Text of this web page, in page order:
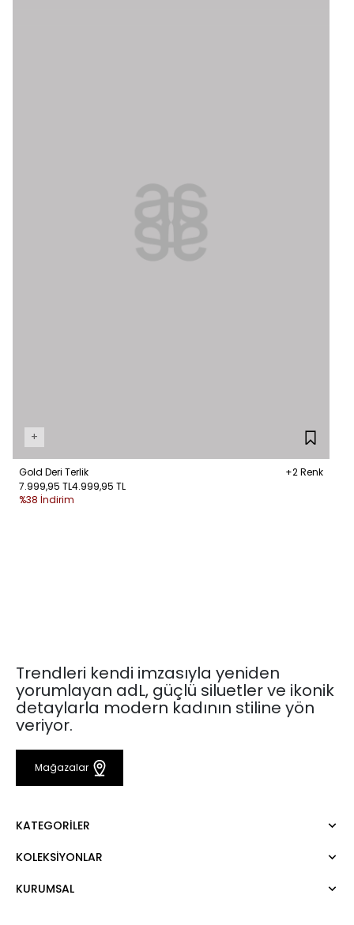
+
Gold Deri Terlik
+2 Renk
7.999,95 TL4.999,95 TL
%38 İndirim
Trendleri kendi imzasıyla yeniden
yorumlayan adL, güçlü siluetler ve ikonik
detaylarla modern kadının stiline yön
veriyor.
Mağazalar
KATEGORILER
Elbise
KOLEKSIYONLAR
Mert Aslan
KURUMSAL